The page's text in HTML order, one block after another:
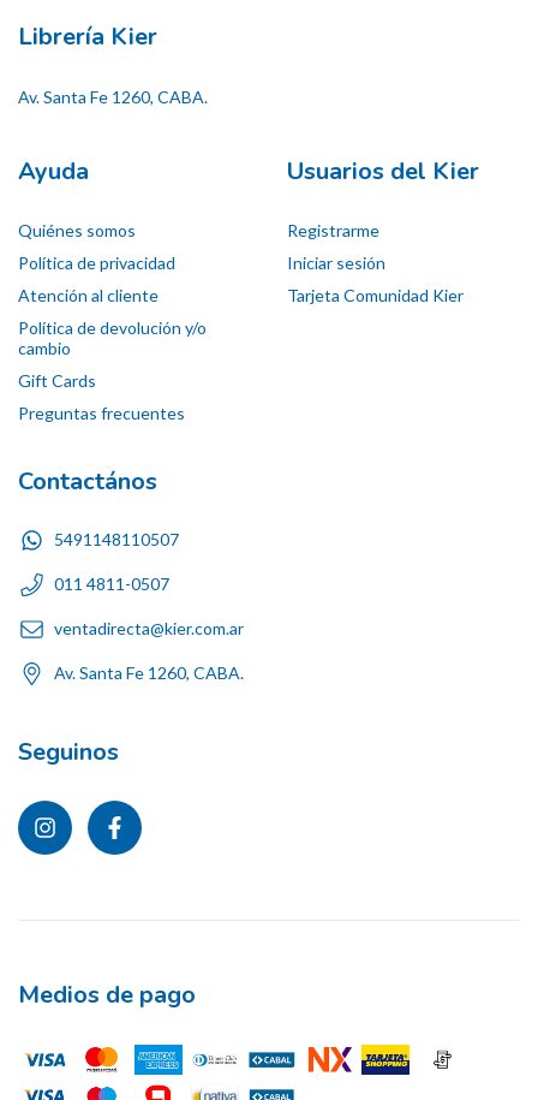
Librería Kier
Av. Santa Fe 1260, CABA.
Ayuda
Quiénes somos
Política de privacidad
Atención al cliente
Política de devolución y/o
cambio
Gift Cards
Preguntas frecuentes
Usuarios del Kier
Registrarme
Iniciar sesión
Tarjeta Comunidad Kier
Contactános
5491148110507
011 4811-0507
ventadirecta@kier.com.ar
Av. Santa Fe 1260, CABA.
Seguinos
Medios de pago